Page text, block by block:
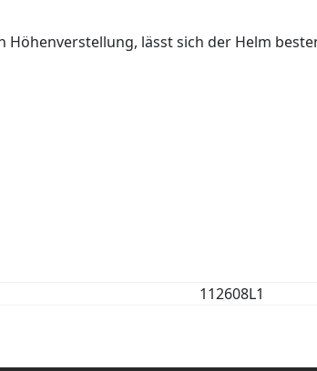
lässt sich der Helm
112608L1